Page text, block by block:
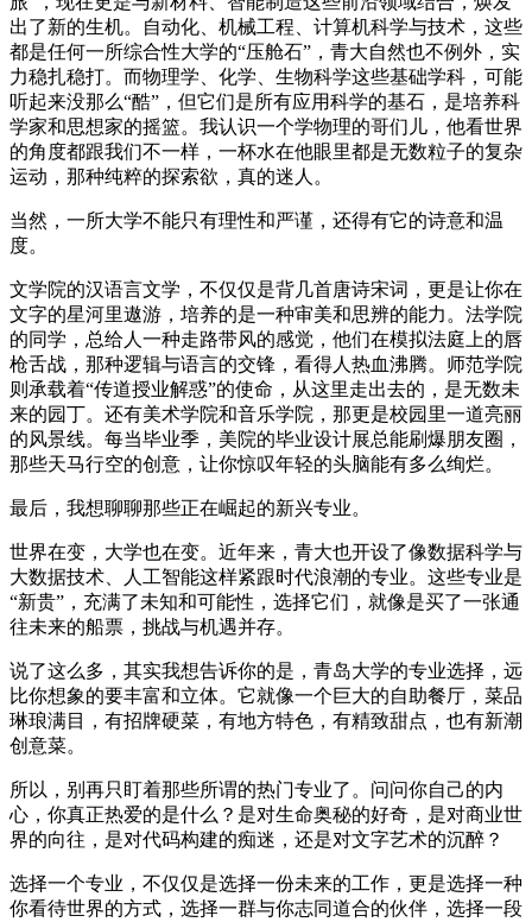
出了新的生机。自动化、机械工程、计算机科学与技术，这些
都是任何一所综合性大学的“压舱石”，青大自然也不例外，实
力稳扎稳打。而物理学、化学、生物科学这些基础学科，可能
听起来没那么“酷”，但它们是所有应用科学的基石，是培养科
学家和思想家的摇篮。我认识一个学物理的哥们儿，他看世界
的角度都跟我们不一样，一杯水在他眼里都是无数粒子的复杂
运动，那种纯粹的探索欲，真的迷人。
当然，一所大学不能只有理性和严谨，还得有它的诗意和温
度。
文学院的汉语言文学，不仅仅是背几首唐诗宋词，更是让你在
文字的星河里遨游，培养的是一种审美和思辨的能力。法学院
的同学，总给人一种走路带风的感觉，他们在模拟法庭上的唇
枪舌战，那种逻辑与语言的交锋，看得人热血沸腾。师范学院
则承载着“传道授业解惑”的使命，从这里走出去的，是无数未
来的园丁。还有美术学院和音乐学院，那更是校园里一道亮丽
的风景线。每当毕业季，美院的毕业设计展总能刷爆朋友圈，
那些天马行空的创意，让你惊叹年轻的头脑能有多么绚烂。
最后，我想聊聊那些正在崛起的新兴专业。
世界在变，大学也在变。近年来，青大也开设了像数据科学与
大数据技术、人工智能这样紧跟时代浪潮的专业。这些专业是
“新贵”，充满了未知和可能性，选择它们，就像是买了一张通
往未来的船票，挑战与机遇并存。
说了这么多，其实我想告诉你的是，青岛大学的专业选择，远
比你想象的要丰富和立体。它就像一个巨大的自助餐厅，菜品
琳琅满目，有招牌硬菜，有地方特色，有精致甜点，也有新潮
创意菜。
所以，别再只盯着那些所谓的热门专业了。问问你自己的内
心，你真正热爱的是什么？是对生命奥秘的好奇，是对商业世
界的向往，是对代码构建的痴迷，还是对文字艺术的沉醉？
选择一个专业，不仅仅是选择一份未来的工作，更是选择一种
你看待世界的方式，选择一群与你志同道合的伙伴，选择一段